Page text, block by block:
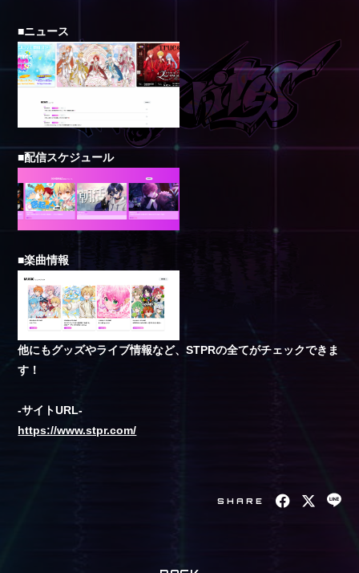
MOVIE
PHOTO
■ニュース
■配信スケジュール
■楽曲情報
他にもグッズやライブ情報など、STPRの全てがチェックできま
す！
-サイトURL-
https://www.stpr.com/
SHARE